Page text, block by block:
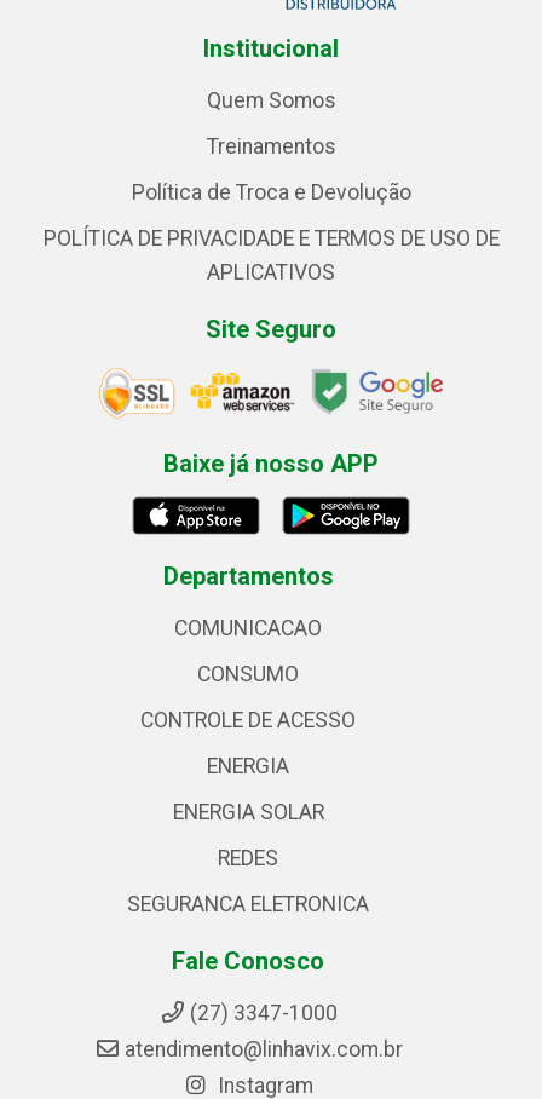
Institucional
Quem Somos
Treinamentos
Política de Troca e Devolução
POLÍTICA DE PRIVACIDADE E TERMOS DE USO DE
APLICATIVOS
Site Seguro
Baixe já nosso APP
Departamentos
COMUNICACAO
CONSUMO
CONTROLE DE ACESSO
ENERGIA
ENERGIA SOLAR
REDES
SEGURANCA ELETRONICA
Fale Conosco
(27) 3347-1000
atendimento@linhavix.com.br
Instagram